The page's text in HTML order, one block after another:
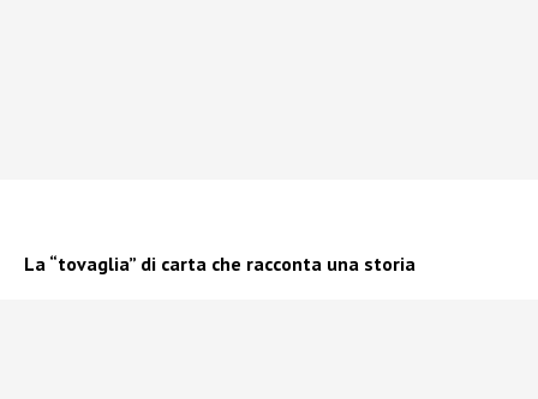
La “tovaglia” di carta che racconta una storia